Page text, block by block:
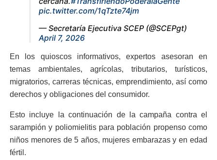
pic.twitter.com/1qTzte74jm
— Secretaría Ejecutiva SCEP (@SCEPgt)
April 7, 2026
En los quioscos informativos, expertos asesoran en
temas ambientales, agrícolas, tributarios, turísticos,
migratorios, carreras técnicas, emprendimiento, así como
derechos y obligaciones del consumidor.
Esto incluye la continuación de la campaña contra el
sarampión y poliomielitis para población propenso como
niños menores de 5 años, mujeres embarazas y en edad
fértil.